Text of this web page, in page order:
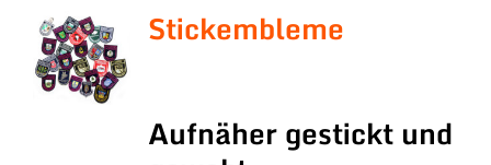
Stickembleme
Aufnäher gestickt und